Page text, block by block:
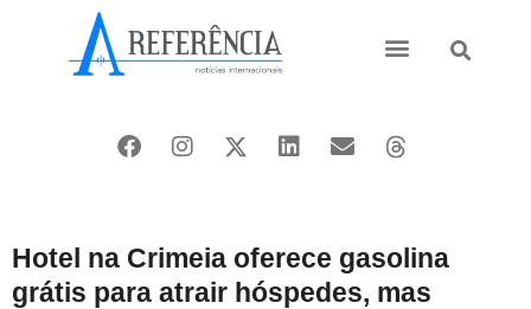
Hotel na Crimeia oferece gasolina
grátis para atrair hóspedes, mas